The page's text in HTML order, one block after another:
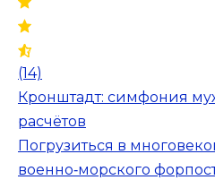
(14)
Кронштадт: симфония
расчётов
Погрузиться в
военно‑морского